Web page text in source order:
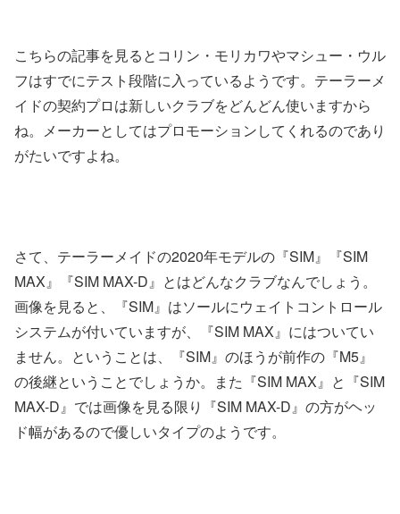
こちらの記事を見るとコリン・モリカワやマシュー・ウル
フはすでにテスト段階に入っているようです。テーラーメ
イドの契約プロは新しいクラブをどんどん使いますから
ね。メーカーとしてはプロモーションしてくれるのであり
がたいですよね。
さて、テーラーメイドの2020年モデルの『SIM』『SIM
MAX』『SIM MAX-D』とはどんなクラブなんでしょう。
画像を見ると、『SIM』はソールにウェイトコントロール
システムが付いていますが、『SIM MAX』にはついてい
ません。ということは、『SIM』のほうが前作の『M5』
の後継ということでしょうか。また『SIM MAX』と『SIM
MAX-D』では画像を見る限り『SIM MAX-D』の方がヘッ
ド幅があるので優しいタイプのようです。